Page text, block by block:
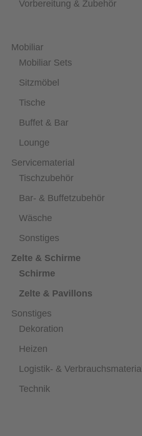
Vorbereitung & Zubehör
Mobiliar
Mobiliar Sets
Sitzmöbel
Tische
Buffet & Bar
Lounge
Servicematerial
Tischzubehör
Bar- & Buffetzubehör
Wäsche
Sonstiges
Zelte & Schirme
Schirme
Zelte & Pavillons
Sonstiges
Dekoration
Heizen
Logistik- & Verbrauchsmaterial
Technik